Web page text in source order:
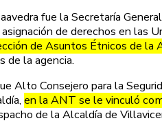
fue la Secretaría
de derechos en las
de Asuntos Étnicos de la
de la agencia.
Alto Consejero para la
en la ANT se le vinculó
de la Alcaldía de